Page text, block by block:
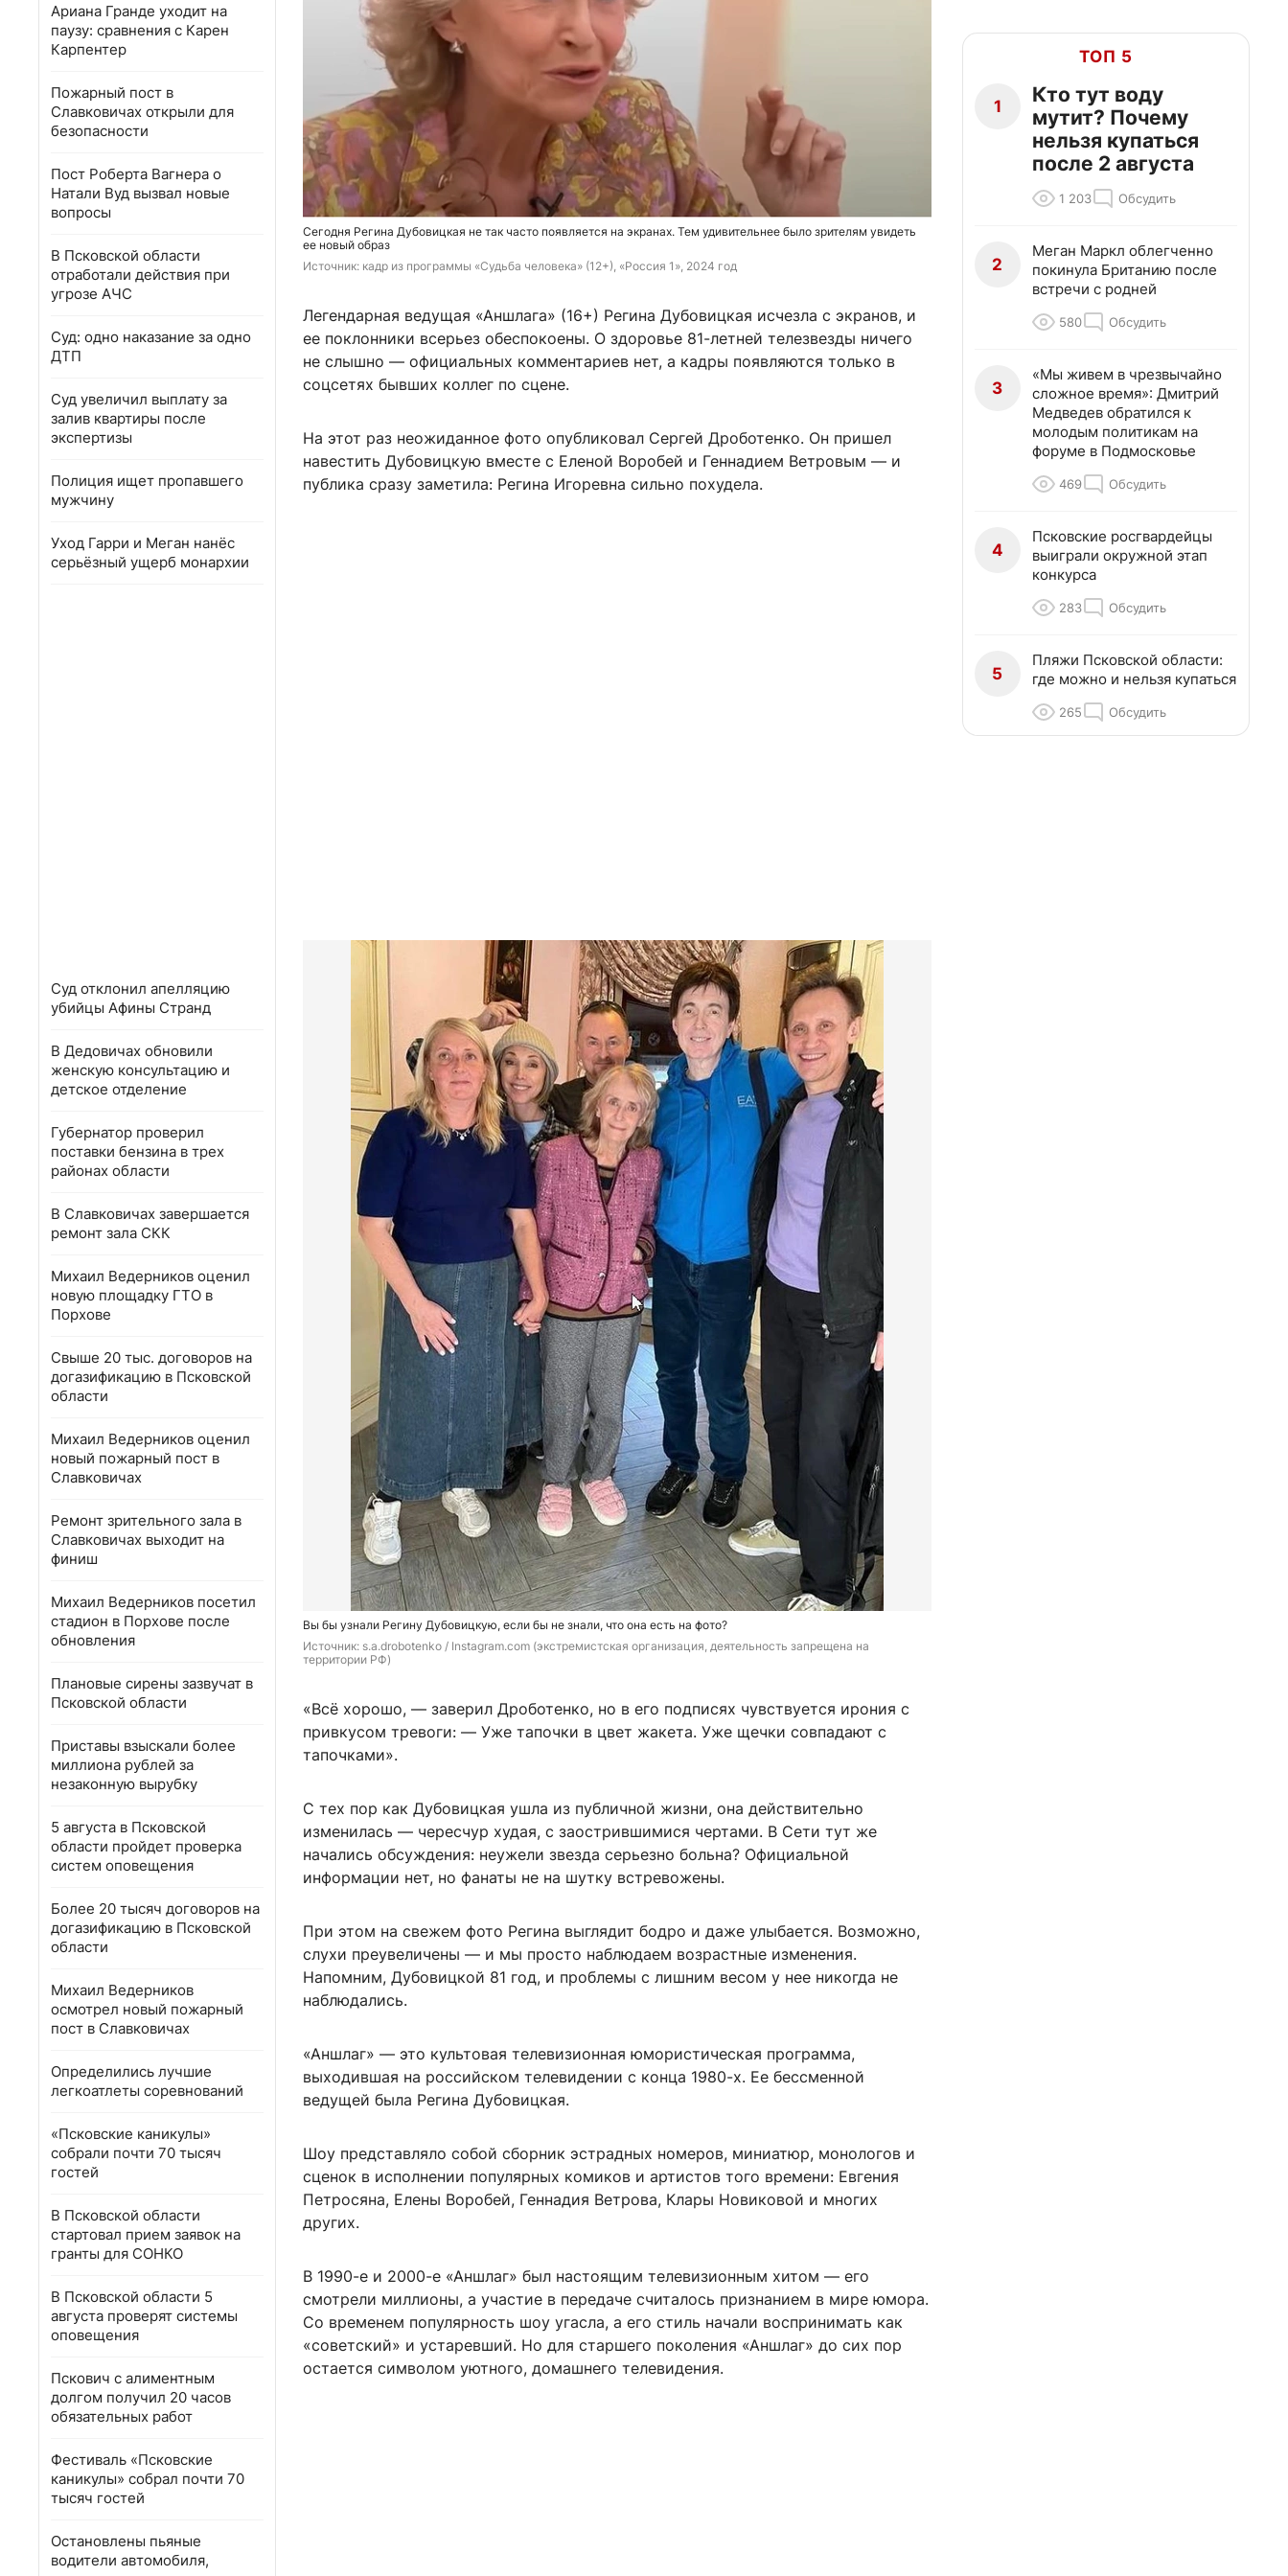
Ариана Гранде уходит на
паузу: сравнения с Карен
Карпентер
Пожарный пост в
Славковичах открыли для
безопасности
Пост Роберта Вагнера о
Натали Вуд вызвал новые
вопросы
В Псковской области
отработали действия при
угрозе АЧС
Суд: одно наказание за одно
ДТП
Суд увеличил выплату за
залив квартиры после
экспертизы
Полиция ищет пропавшего
мужчину
Уход Гарри и Меган нанёс
серьёзный ущерб монархии
Суд отклонил апелляцию
убийцы Афины Странд
В Дедовичах обновили
женскую консультацию и
детское отделение
Губернатор проверил
поставки бензина в трех
районах области
В Славковичах завершается
ремонт зала СКК
Михаил Ведерников оценил
новую площадку ГТО в
Порхове
Свыше 20 тыс. договоров на
догазификацию в Псковской
области
Михаил Ведерников оценил
новый пожарный пост в
Славковичах
Ремонт зрительного зала в
Славковичах выходит на
финиш
Михаил Ведерников посетил
стадион в Порхове после
обновления
Плановые сирены зазвучат в
Псковской области
Приставы взыскали более
миллиона рублей за
незаконную вырубку
5 августа в Псковской
области пройдет проверка
систем оповещения
Более 20 тысяч договоров на
догазификацию в Псковской
области
Михаил Ведерников
осмотрел новый пожарный
пост в Славковичах
Определились лучшие
легкоатлеты соревнований
«Псковские каникулы»
собрали почти 70 тысяч
гостей
В Псковской области
стартовал прием заявок на
гранты для СОНКО
В Псковской области 5
августа проверят системы
оповещения
Пскович с алиментным
долгом получил 20 часов
обязательных работ
Фестиваль «Псковские
каникулы» собрал почти 70
тысяч гостей
Остановлены пьяные
водители автомобиля,
Сегодня Регина Дубовицкая не так часто появляется на экранах. Тем удивительнее было зрителям увидеть
ее новый образ
Источник: кадр из программы «Судьба человека» (12+), «Россия 1», 2024 год
Легендарная ведущая «Аншлага» (16+) Регина Дубовицкая исчезла с экранов, и
ее поклонники всерьез обеспокоены. О здоровье 81-летней телезвезды ничего
не слышно — официальных комментариев нет, а кадры появляются только в
соцсетях бывших коллег по сцене.
На этот раз неожиданное фото опубликовал Сергей Дроботенко. Он пришел
навестить Дубовицкую вместе с Еленой Воробей и Геннадием Ветровым — и
публика сразу заметила: Регина Игоревна сильно похудела.
Вы бы узнали Регину Дубовицкую, если бы не знали, что она есть на фото?
Источник: s.a.drobotenko / Instagram.com (экстремистская организация, деятельность запрещена на
территории РФ)
«Всё хорошо, — заверил Дроботенко, но в его подписях чувствуется ирония с
привкусом тревоги: — Уже тапочки в цвет жакета. Уже щечки совпадают с
тапочками».
С тех пор как Дубовицкая ушла из публичной жизни, она действительно
изменилась — чересчур худая, с заострившимися чертами. В Сети тут же
начались обсуждения: неужели звезда серьезно больна? Официальной
информации нет, но фанаты не на шутку встревожены.
При этом на свежем фото Регина выглядит бодро и даже улыбается. Возможно,
слухи преувеличены — и мы просто наблюдаем возрастные изменения.
Напомним, Дубовицкой 81 год, и проблемы с лишним весом у нее никогда не
наблюдались.
«Аншлаг» — это культовая телевизионная юмористическая программа,
выходившая на российском телевидении с конца 1980-х. Ее бессменной
ведущей была Регина Дубовицкая.
Шоу представляло собой сборник эстрадных номеров, миниатюр, монологов и
сценок в исполнении популярных комиков и артистов того времени: Евгения
Петросяна, Елены Воробей, Геннадия Ветрова, Клары Новиковой и многих
других.
В 1990-е и 2000-е «Аншлаг» был настоящим телевизионным хитом — его
смотрели миллионы, а участие в передаче считалось признанием в мире юмора.
Со временем популярность шоу угасла, а его стиль начали воспринимать как
«советский» и устаревший. Но для старшего поколения «Аншлаг» до сих пор
остается символом уютного, домашнего телевидения.
ТОП 5
1
Кто тут воду
мутит? Почему
нельзя купаться
после 2 августа
1 203 Обсудить
2
Меган Маркл облегченно
покинула Британию после
встречи с родней
580 Обсудить
3
«Мы живем в чрезвычайно
сложное время»: Дмитрий
Медведев обратился к
молодым политикам на
форуме в Подмосковье
469 Обсудить
4
Псковские росгвардейцы
выиграли окружной этап
конкурса
283 Обсудить
5
Пляжи Псковской области:
где можно и нельзя купаться
265 Обсудить